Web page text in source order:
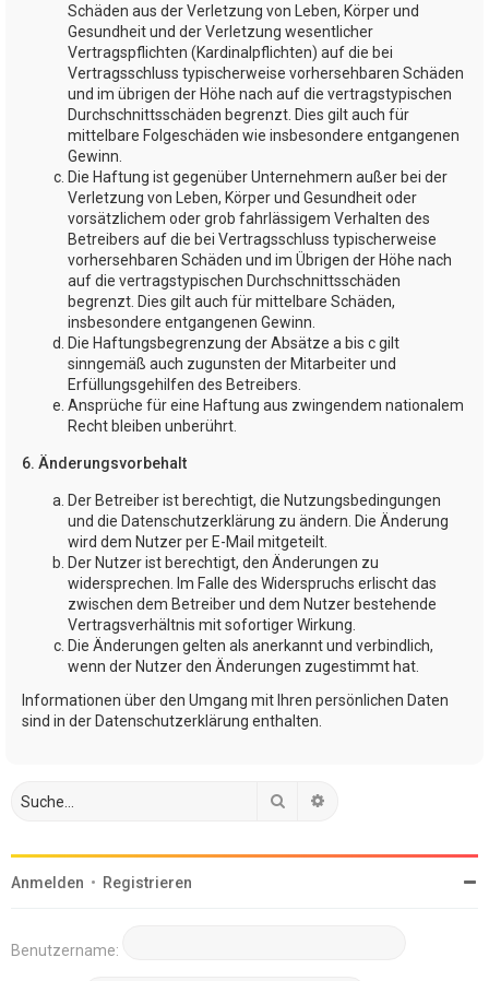
Schäden aus der Verletzung von Leben, Körper und
Gesundheit und der Verletzung wesentlicher
Vertragspflichten (Kardinalpflichten) auf die bei
Vertragsschluss typischerweise vorhersehbaren Schäden
und im übrigen der Höhe nach auf die vertragstypischen
Durchschnittsschäden begrenzt. Dies gilt auch für
mittelbare Folgeschäden wie insbesondere entgangenen
Gewinn.
Die Haftung ist gegenüber Unternehmern außer bei der
Verletzung von Leben, Körper und Gesundheit oder
vorsätzlichem oder grob fahrlässigem Verhalten des
Betreibers auf die bei Vertragsschluss typischerweise
vorhersehbaren Schäden und im Übrigen der Höhe nach
auf die vertragstypischen Durchschnittsschäden
begrenzt. Dies gilt auch für mittelbare Schäden,
insbesondere entgangenen Gewinn.
Die Haftungsbegrenzung der Absätze a bis c gilt
sinngemäß auch zugunsten der Mitarbeiter und
Erfüllungsgehilfen des Betreibers.
Ansprüche für eine Haftung aus zwingendem nationalem
Recht bleiben unberührt.
6. Änderungsvorbehalt
Der Betreiber ist berechtigt, die Nutzungsbedingungen
und die Datenschutzerklärung zu ändern. Die Änderung
wird dem Nutzer per E-Mail mitgeteilt.
Der Nutzer ist berechtigt, den Änderungen zu
widersprechen. Im Falle des Widerspruchs erlischt das
zwischen dem Betreiber und dem Nutzer bestehende
Vertragsverhältnis mit sofortiger Wirkung.
Die Änderungen gelten als anerkannt und verbindlich,
wenn der Nutzer den Änderungen zugestimmt hat.
Informationen über den Umgang mit Ihren persönlichen Daten
sind in der Datenschutzerklärung enthalten.
Suche
Anmelden • Registrieren
Benutzername: